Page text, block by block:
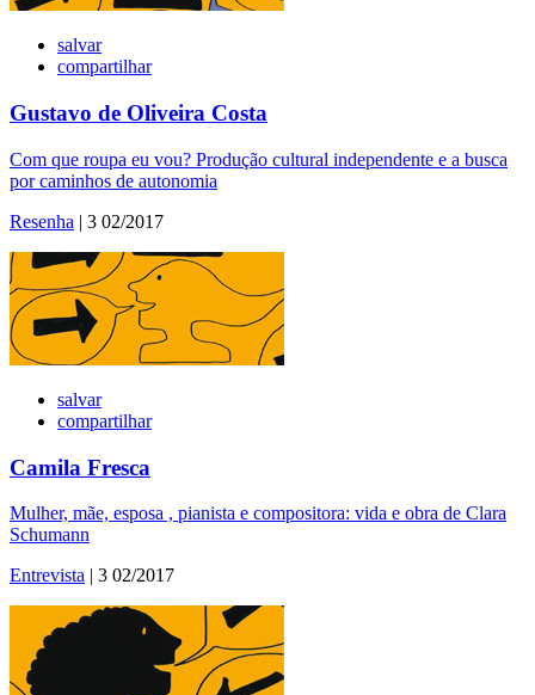
salvar
compartilhar
Gustavo de Oliveira Costa
Com que roupa eu vou? Produção cultural independente e a busca
por caminhos de autonomia
Resenha | 3 02/2017
salvar
compartilhar
Camila Fresca
Mulher, mãe, esposa , pianista e compositora: vida e obra de Clara
Schumann
Entrevista | 3 02/2017